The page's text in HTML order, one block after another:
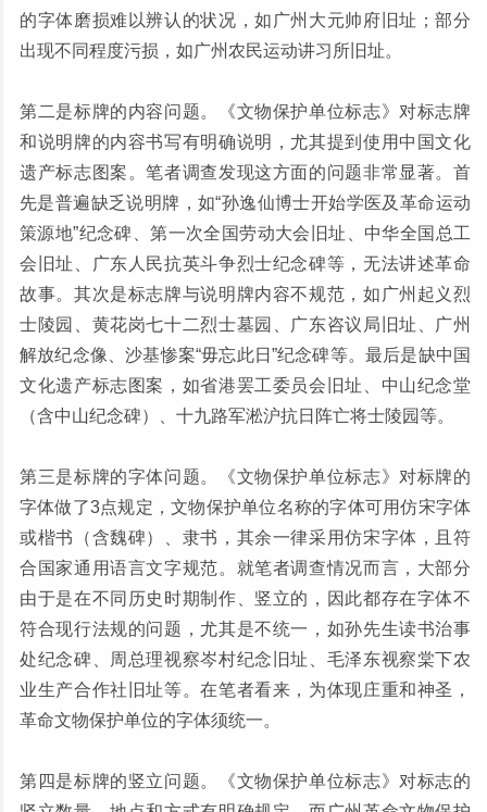
的字体磨损难以辨认的状况，如广州大元帅府旧址；部分
出现不同程度污损，如广州农民运动讲习所旧址。
第二是标牌的内容问题。《文物保护单位标志》对标志牌
和说明牌的内容书写有明确说明，尤其提到使用中国文化
遗产标志图案。笔者调查发现这方面的问题非常显著。首
先是普遍缺乏说明牌，如“孙逸仙博士开始学医及革命运动
策源地”纪念碑、第一次全国劳动大会旧址、中华全国总工
会旧址、广东人民抗英斗争烈士纪念碑等，无法讲述革命
故事。其次是标志牌与说明牌内容不规范，如广州起义烈
士陵园、黄花岗七十二烈士墓园、广东咨议局旧址、广州
解放纪念像、沙基惨案“毋忘此日”纪念碑等。最后是缺中国
文化遗产标志图案，如省港罢工委员会旧址、中山纪念堂
（含中山纪念碑）、十九路军淞沪抗日阵亡将士陵园等。
第三是标牌的字体问题。《文物保护单位标志》对标牌的
字体做了3点规定，文物保护单位名称的字体可用仿宋字体
或楷书（含魏碑）、隶书，其余一律采用仿宋字体，且符
合国家通用语言文字规范。就笔者调查情况而言，大部分
由于是在不同历史时期制作、竖立的，因此都存在字体不
符合现行法规的问题，尤其是不统一，如孙先生读书治事
处纪念碑、周总理视察岑村纪念旧址、毛泽东视察棠下农
业生产合作社旧址等。在笔者看来，为体现庄重和神圣，
革命文物保护单位的字体须统一。
第四是标牌的竖立问题。《文物保护单位标志》对标志的